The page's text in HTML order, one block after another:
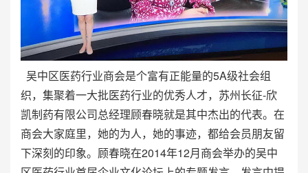
吴中区医药行业商会是个富有正能量的5A级社会组
织，集聚着一大批医药行业的优秀人才，苏州长征-欣
凯制药有限公司总经理顾春晓就是其中杰出的代表。在
商会大家庭里，她的为人，她的事迹，都给会员朋友留
下深刻的印象。顾春晓在2014年12月商会举办的吴中